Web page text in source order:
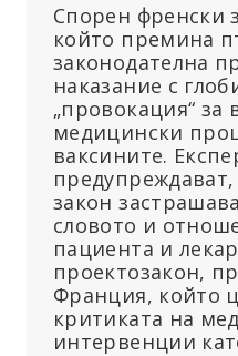
Спорен френски
който премина
законодателна
наказание с
„провокация“
медицински
ваксините.
предупреждават,
закон
словото и
пациента и
проектозакон,
Франция, който
критиката на
интервенции